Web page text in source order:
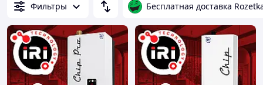
Фильтры Бесплатная доставка